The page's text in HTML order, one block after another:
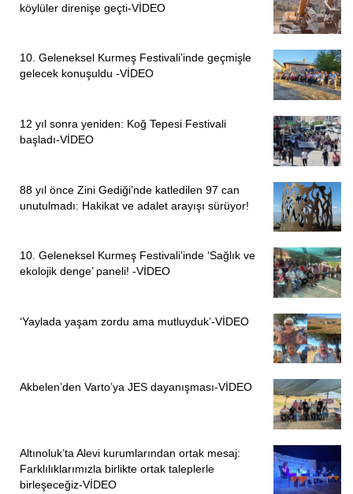
köylüler direnişe geçti-VİDEO
10. Geleneksel Kurmeş Festivali’inde geçmişle
gelecek konuşuldu -VİDEO
12 yıl sonra yeniden: Koğ Tepesi Festivali
başladı-VİDEO
88 yıl önce Zini Gediği’nde katledilen 97 can
unutulmadı: Hakikat ve adalet arayışı sürüyor!
10. Geleneksel Kurmeş Festivali’inde ‘Sağlık ve
ekolojik denge’ paneli! -VİDEO
‘Yaylada yaşam zordu ama mutluyduk’-VİDEO
Akbelen’den Varto’ya JES dayanışması-VİDEO
Altınoluk’ta Alevi kurumlarından ortak mesaj:
Farklılıklarımızla birlikte ortak taleplerle
birleşeceğiz-VİDEO